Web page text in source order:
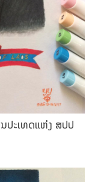
ປະເທດແຫ່ງ ສປປ